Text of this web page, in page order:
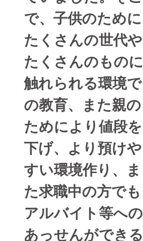
で、子供のために
たくさんの世代や
たくさんのものに
触れられる環境で
の教育、また親の
ためにより値段を
下げ、より預けや
すい環境作り、ま
た求職中の方でも
アルバイト等への
あっせんができる